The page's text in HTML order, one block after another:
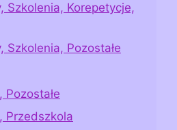
Szkolenia, Korepetycje,
Szkolenia, Pozostałe
Pozostałe
Przedszkola